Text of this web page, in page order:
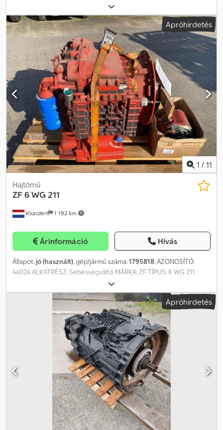
SOROZATSZÁM: 5617534 ALKATRÉSZSZÁM: 4657066004 ÜGYFÉL
ALKATRÉSZSZÁMA: T15012769 Alkalmas a Terberg TT és Terberg
RT modellekhez. Cedeyrf Sujpfx Anvjrf Új! = További információk =
Alkalmazható: teherautók Műszaki állapot: nagyon jó Optikai
állapot: nagyon jó Károk: nincsenek Ár: Érdeklődjön! ÁFA/különadó:
ÁFA levonható Gyártó: ZF FRIEDRICHSHAFEN AG, Németország
Apróhirdetés
1 / 11
Klundert 1 192 km
Hajtómű
ZF 6 WG 211
Árinformáció Hívás
Állapot: jó (használt), gép/jármű száma:1795818, AZONOSÍTÓ:
44024 ALKATRÉSZ: Sebességváltó MÁRKA: ZF TÍPUS: 6 WG 211
SOROZATSZÁM: 1795818 ALKATRÉSZSZÁM: 4657066004 VERZIÓ:
5.683-0.627 Alkalmas a Terberg TT és a Terberg RT modellekhez. =
További információk = Cjdpfx Anoyrgmgovorf Alkatrész, amely
alkalmas: teherautókhoz Műszaki állapot: jó Optikai állapot: jó
Károk: nincsenek Ár: Kérésre Áfa/különadó: áfa levonható
Típusjelzés: 4657 066 004 Gyártó: ZF PASSAU GmbH DE
Apróhirdetés